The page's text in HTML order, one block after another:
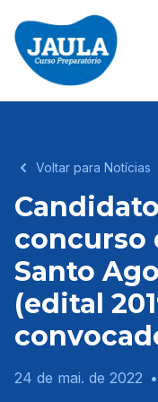
Voltar para Notícias
concurso
Santo
(edital
24 de mai. de 2022 •